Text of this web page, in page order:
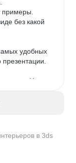
в 3ds
примеры.
без какой
удобных
На
формат.